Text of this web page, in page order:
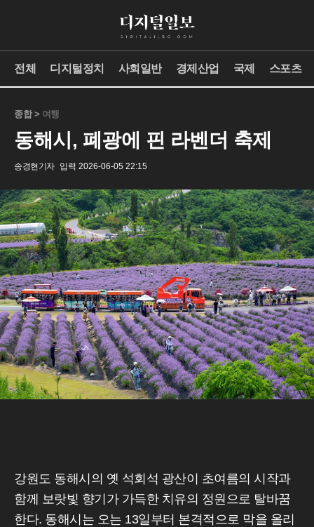
전체 디지털정치 사회일반 경제산업 국제 스포츠
종합 > 여행
동해시, 폐광에 핀 라벤더 축제
송경현기자 입력 2026-06-05 22:15
강원도 동해시의 옛 석회석 광산이 초여름의 시작과
함께 보랏빛 향기가 가득한 치유의 정원으로 탈바꿈
한다. 동해시는 오는 13일부터 본격적으로 막을 올리